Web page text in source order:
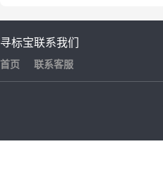
寻标宝
首页
联系我们
联系客服